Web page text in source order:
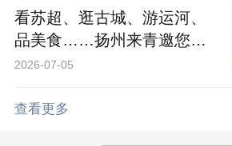
看苏超、逛古城、游运河、
品美食……扬州来青邀您清
凉一夏
2026-07-05
查看更多